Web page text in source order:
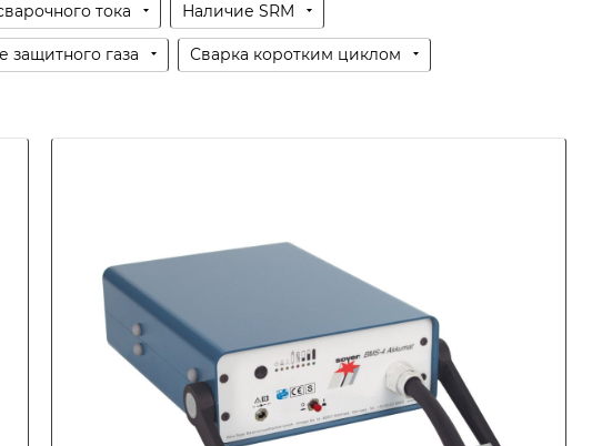
тока Наличие SRM
защитного газа Сварка коротким циклом